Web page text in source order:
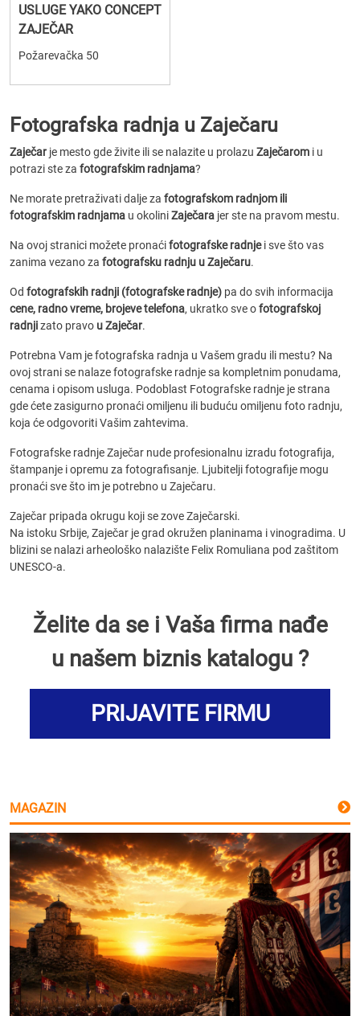
USLUGE YAKO CONCEPT
ZAJEČAR
Požarevačka 50
Fotografska radnja u Zaječaru
Zaječar je mesto gde živite ili se nalazite u prolazu Zaječarom i u
potrazi ste za fotografskim radnjama?
Ne morate pretraživati dalje za fotografskom radnjom ili
fotografskim radnjama u okoliniZaječara jer ste na pravom mestu.
Na ovoj stranici možete pronaćifotografske radnjei sve što vas
zanima vezano za fotografsku radnju u Zaječaru.
Od fotografskih radnji (fotografske radnje) pa do svih informacija
cene, radno vreme, brojeve telefona, ukratko sve ofotografskoj
radnjizato pravo u Zaječar.
Potrebna Vam je fotografska radnja u Vašem gradu ili mestu? Na
ovoj strani se nalaze fotografske radnje sa kompletnim ponudama,
cenama i opisom usluga. Podoblast Fotografske radnje je strana
gde ćete zasigurno pronaći omiljenu ili buduću omiljenu foto radnju,
koja će odgovoriti Vašim zahtevima.
Fotografske radnje Zaječar nude profesionalnu izradu fotografija,
štampanje i opremu za fotografisanje. Ljubitelji fotografije mogu
pronaći sve što im je potrebno u Zaječaru.
Zaječar pripada okrugu koji se zove Zaječarski.
Na istoku Srbije, Zaječar je grad okružen planinama i vinogradima. U
blizini se nalazi arheološko nalazište Felix Romuliana pod zaštitom
UNESCO-a.
Želite da se i Vaša firma nađe
u našem biznis katalogu ?
PRIJAVITE FIRMU
MAGAZIN